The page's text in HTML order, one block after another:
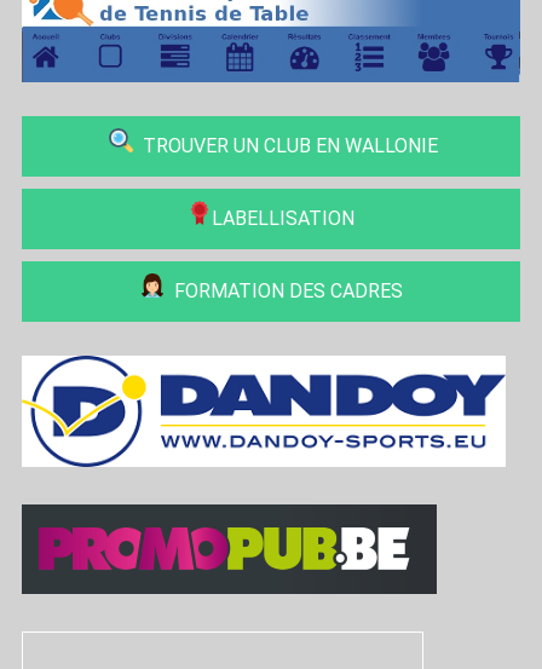
TROUVER UN CLUB EN WALLONIE
LABELLISATION
FORMATION DES CADRES